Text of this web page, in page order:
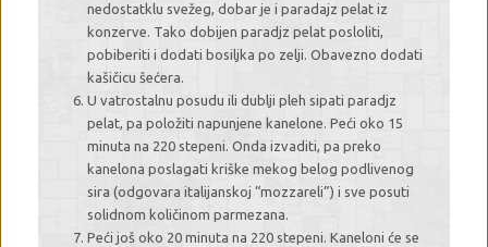
nedostatklu svežeg, dobar je i paradajz pelat iz
konzerve. Tako dobijen paradjz pelat posloliti,
pobiberiti i dodati bosiljka po zelji. Obavezno dodati
kašičicu šećera.
U vatrostalnu posudu ili dublji pleh sipati paradjz
pelat, pa položiti napunjene kanelone. Peći oko 15
minuta na 220 stepeni. Onda izvaditi, pa preko
kanelona poslagati kriške mekog belog podlivenog
sira (odgovara italijanskoj “mozzareli”) i sve posuti
solidnom količinom parmezana.
Peći još oko 20 minuta na 220 stepeni. Kaneloni će se